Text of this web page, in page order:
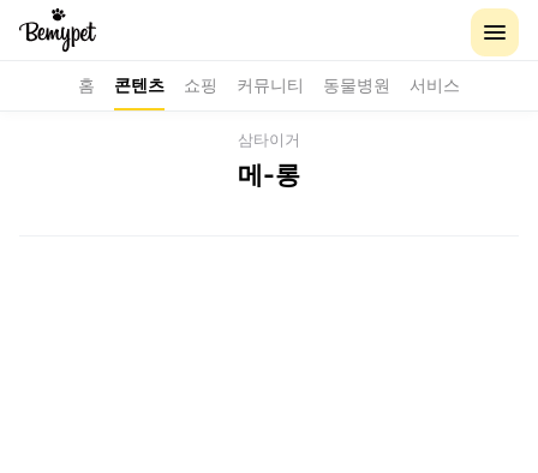
홈 콘텐츠 쇼핑 커뮤니티 동물병원 서비스
삼타이거
메-롱